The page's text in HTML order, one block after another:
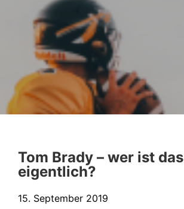
Tom Brady – wer ist das
eigentlich?
15. September 2019